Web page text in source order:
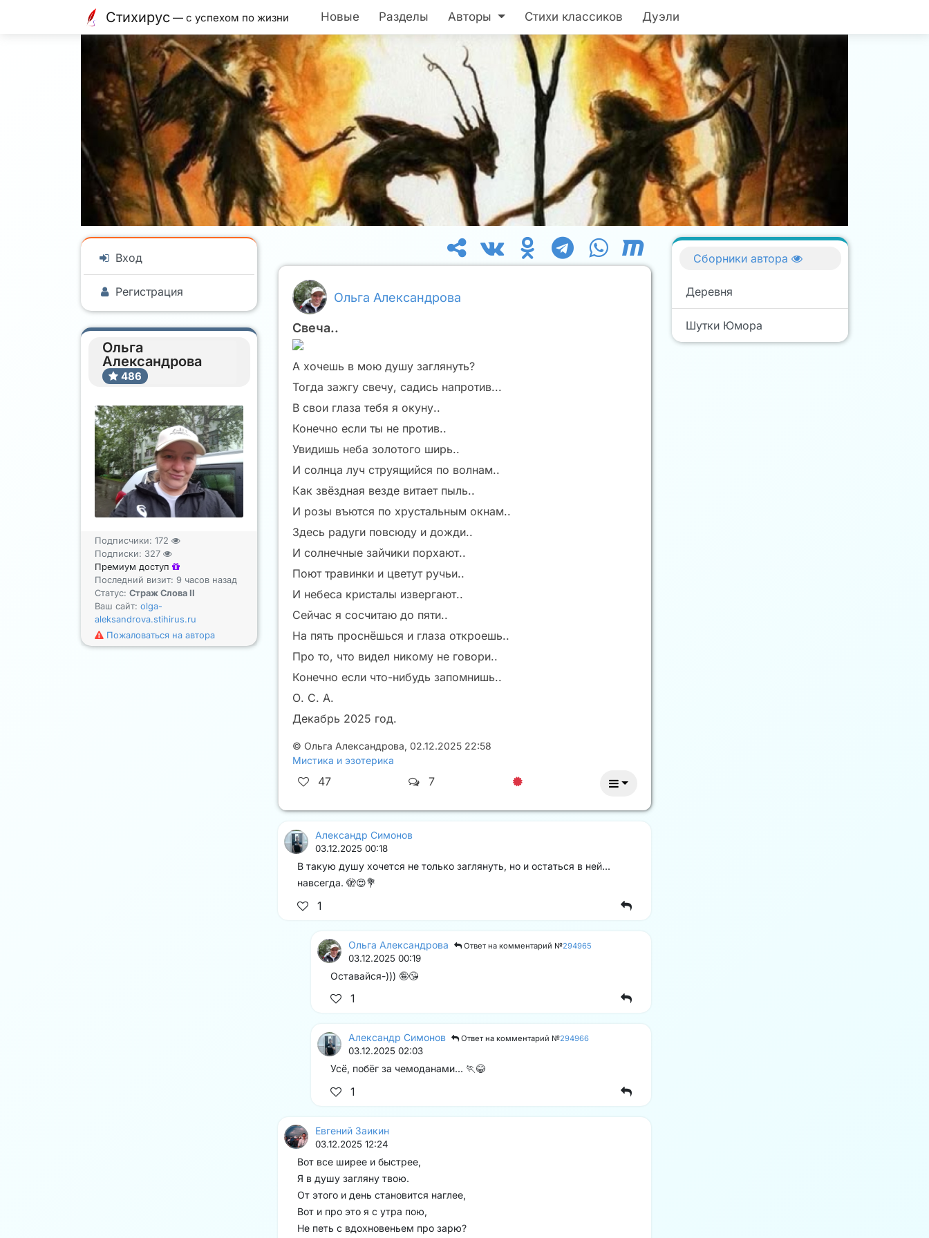
Стихирус — с успехом по жизни Новые Разделы Авторы Стихи классиков Дуэли
Вход
Регистрация
Ольга
Александрова
486
Подписчики: 172
Подписки: 327
Премиум доступ
Последний визит: 9 часов назад
Статус: Страж Слова II
Ваш сайт: olga-
aleksandrova.stihirus.ru
Пожаловаться на автора
Ольга Александрова
Свеча..
А хочешь в мою душу заглянуть?
Тогда зажгу свечу, садись напротив...
В свои глаза тебя я окуну..
Конечно если ты не против..
Увидишь неба золотого ширь..
И солнца луч струящийся по волнам..
Как звёздная везде витает пыль..
И розы въются по хрустальным окнам..
Здесь радуги повсюду и дожди..
И солнечные зайчики порхают..
Поют травинки и цветут ручьи..
И небеса кристалы извергают..
Сейчас я сосчитаю до пяти..
На пять проснёшься и глаза откроешь..
Про то, что видел никому не говори..
Конечно если что-нибудь запомнишь..
О. С. А.
Декабрь 2025 год.
© Ольга Александрова, 02.12.2025 22:58
Мистика и эзотерика
47 7
Александр Симонов
03.12.2025 00:18
В такую душу хочется не только заглянуть, но и остаться в ней...
навсегда. 🫣😍💐
1
Ольга Александрова Ответ на комментарий №294965
03.12.2025 00:19
Оставайся-))) 🤪😘
1
Александр Симонов Ответ на комментарий №294966
03.12.2025 02:03
Усё, побёг за чемоданами... 🏃😂
1
Евгений Заикин
03.12.2025 12:24
Вот все ширее и быстрее,
Я в душу загляну твою.
От этого и день становится наглее,
Вот и про это я с утра пою,
Не петь с вдохновеньем про зарю?
Сборники автора
Деревня
Шутки Юмора